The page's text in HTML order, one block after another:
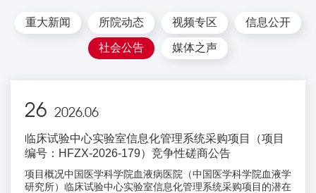
重大新闻 所院动态 视频专区 信息公开
社会公告 媒体之声
26 2026.06
临床试验中心实验室信息化管理系统采购项目（项目
编号：HFZX-2026-179）竞争性磋商公告
项目概况中国医学科学院血液病医院（中国医学科学院血液学
研究所）临床试验中心实验室信息化管理系统采购项目的潜在